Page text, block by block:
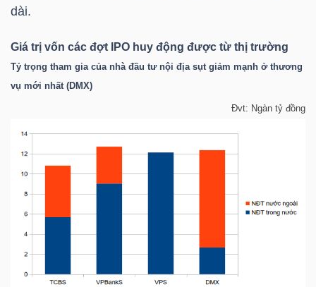
dài.
Giá trị vốn các đợt IPO huy động được từ thị trường
Tỷ trọng tham gia của nhà đầu tư nội địa sụt giảm mạnh ở thương
vụ mới nhất (DMX)
Đvt: Ngàn tỷ đồng
Lãnh
(-)
Tất cả Người nội bộ
(-)
Bài
viết